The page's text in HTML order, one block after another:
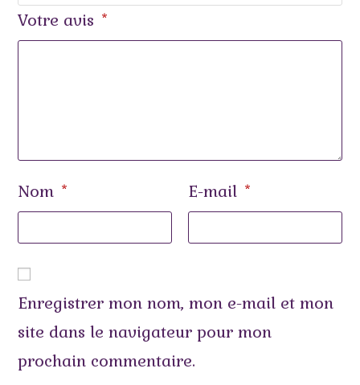
Votre avis *
Nom * E-mail *
Enregistrer mon nom, mon e-mail et mon
site dans le navigateur pour mon
prochain commentaire.